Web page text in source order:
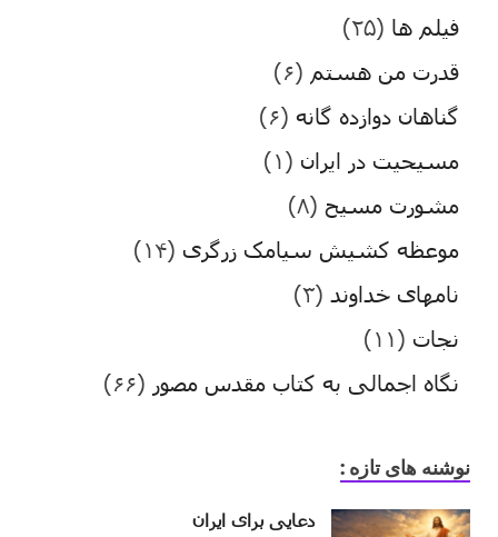
فیلم ها (۲۵)
قدرت من هستم (۶)
گناهان دوازده گانه (۶)
مسیحیت در ایران (۱)
مشورت مسیح (۸)
موعظه کشیش سیامک زرگری (۱۴)
نامهای خداوند (۳)
نجات (۱۱)
نگاه اجمالی به کتاب مقدس مصور (۶۶)
نوشنه های تازه :
دعایی برای ایران